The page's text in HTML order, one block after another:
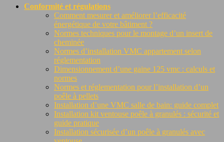
Conformité et régulations
Comment mesurer et améliorer l’efficacité
énergétique de votre bâtiment ?
Normes techniques pour le montage d’un insert de
cheminée
Normes d’installation VMC appartement selon
réglementation
Dimensionnement d’une gaine 125 vmc : calculs et
normes
Normes et réglementation pour l’installation d’un
poêle à pellets
Installation d’une VMC salle de bain: guide complet
Installation kit ventouse poêle à granulés : sécurité et
guide pratique
Installation sécurisée d’un poêle à granulés avec